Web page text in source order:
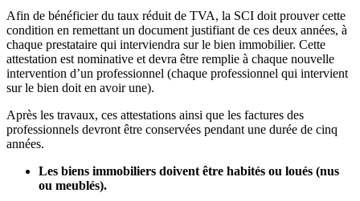
Afin de bénéficier du taux réduit de TVA, la SCI doit prouver cette
condition en remettant un document justifiant de ces deux années, à
chaque prestataire qui interviendra sur le bien immobilier. Cette
attestation est nominative et devra être remplie à chaque nouvelle
intervention d’un professionnel (chaque professionnel qui intervient
sur le bien doit en avoir une).
Après les travaux, ces attestations ainsi que les factures des
professionnels devront être conservées pendant une durée de cinq
années.
Les biens immobiliers doivent être habités ou loués (nus
ou meublés).